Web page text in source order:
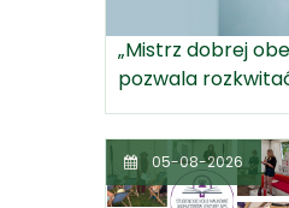
„Mistrz dobrej
pozwala
05-08-2026